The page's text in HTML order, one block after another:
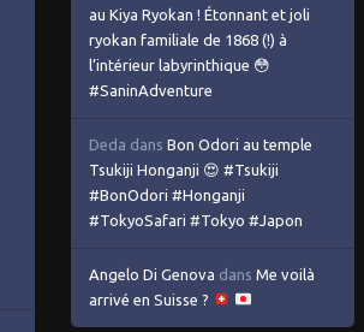
au Kiya Ryokan ! Étonnant et joli
ryokan familiale de 1868 (!) à
l’intérieur labyrinthique 😳
#SaninAdventure
Deda dans Bon Odori au temple
Tsukiji Honganji 😍 #Tsukiji
#BonOdori #Honganji
#TokyoSafari #Tokyo #Japon
Angelo Di Genova dans Me voilà
arrivé en Suisse ?